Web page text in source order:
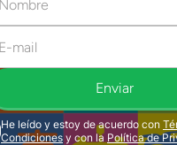
Enviar
He leído y estoy de acuerdo con
Condiciones y con la Política de